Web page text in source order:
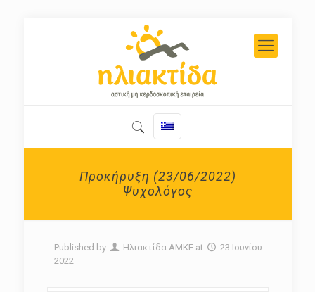
Προκήρυξη (23/06/2022)
Ψυχολόγος
Published by Ηλιακτίδα ΑΜΚΕ at
23 Ιουνίου
2022